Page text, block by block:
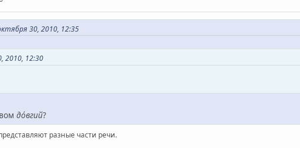
30, 2010, 12:35
12:30
до́вгий?
разные части речи.